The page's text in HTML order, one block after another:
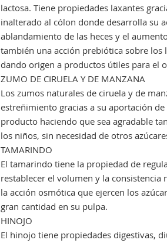
lactosa. Tiene propiedades laxantes
inalterado al cólon donde desarrolla su
ablandamiento de las heces y el
también una acción prebiótica sobre los
dando origen a productos útiles para el
ZUMO DE CIRUELA Y DE MANZANA
Los zumos naturales de ciruela y de
estreñimiento gracias a su aportación
producto haciendo que sea agradable
los niños, sin necesidad de otros
TAMARINDO
El tamarindo tiene la propiedad de
restablecer el volumen y la consistencia
la acción osmótica que ejercen los
gran cantidad en su pulpa.
HINOJO
El hinojo tiene propiedades digestivas,